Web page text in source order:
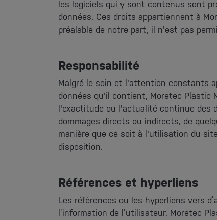
les logiciels qui y sont contenus sont
données. Ces droits appartiennent à
préalable de notre part, il n'est pas
Responsabilité
Malgré le soin et l'attention constants
données qu'il contient, Moretec Plastic
l'exactitude ou l'actualité continue des
dommages directs ou indirects, de
manière que ce soit à l'utilisation du
disposition.
Références et hyperliens
Les références ou les hyperliens vers
l’information de l’utilisateur. Moretec